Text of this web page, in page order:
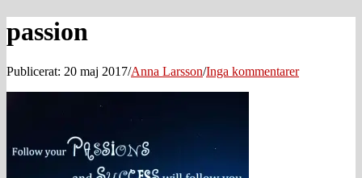
passion
Publicerat: 20 maj 2017/Anna Larsson/Inga kommentarer